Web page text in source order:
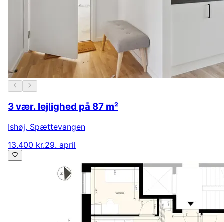
3 vær. lejlighed på 87 m²
Ishøj, Spættevangen
13.400 kr.29. april